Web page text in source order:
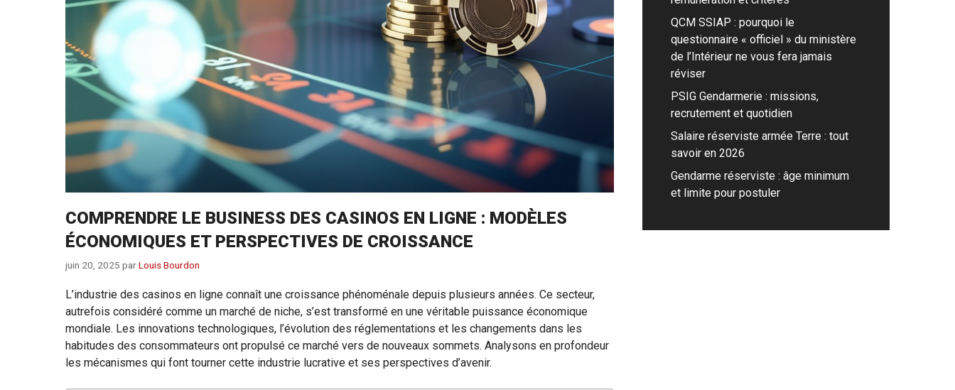
COMPRENDRE LE BUSINESS DES CASINOS EN LIGNE : MODÈLES
ÉCONOMIQUES ET PERSPECTIVES DE CROISSANCE
juin 20, 2025 parLouis Bourdon
L’industrie des casinos en ligne connaît une croissance phénoménale depuis plusieurs années. Ce secteur,
autrefois considéré comme un marché de niche, s’est transformé en une véritable puissance économique
mondiale. Les innovations technologiques, l’évolution des réglementations et les changements dans les
habitudes des consommateurs ont propulsé ce marché vers de nouveaux sommets. Analysons en profondeur
les mécanismes qui font tourner cette industrie lucrative et ses perspectives d’avenir.
QCM SSIAP : pourquoi le
questionnaire « officiel » du ministère
de l’Intérieur ne vous fera jamais
réviser
PSIG Gendarmerie : missions,
recrutement et quotidien
Salaire réserviste armée Terre : tout
savoir en 2026
Gendarme réserviste : âge minimum
et limite pour postuler